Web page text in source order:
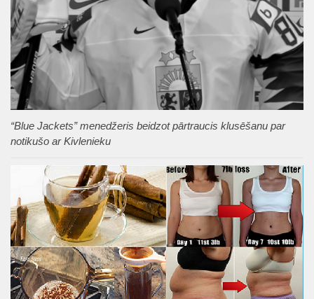
“Blue Jackets” menedžeris beidzot pārtraucis klusēšanu par
notikušo ar Kivlenieku